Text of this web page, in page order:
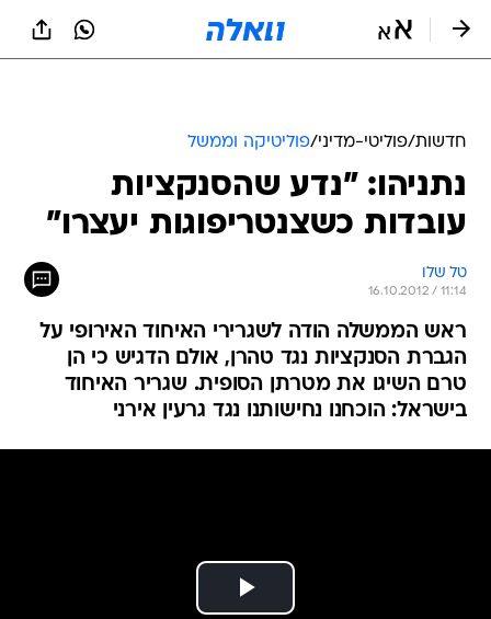
חדשות/פוליטי-מדיני/פוליטיקה וממשל
נתניהו: "נדע שהסנקציות
עובדות כשצנטריפוגות יעצרו"
טל שלו
16.10.2012 / 11:14
ראש הממשלה הודה לשגרירי האיחוד האירופי על
הגברת הסנקציות נגד טהרן, אולם הדגיש כי הן
טרם השיגו את מטרתן הסופית. שגריר האיחוד
בישראל: הוכחנו נחישותנו נגד גרעין אירני